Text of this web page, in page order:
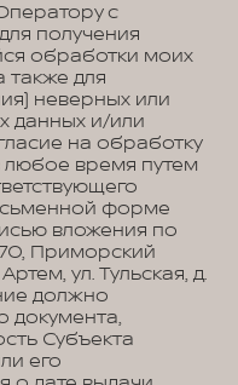
с
получения
обработки моих
также для
неверных или
данных и/или
на обработку
время путем
форме
вложения по
Приморский
ул. Тульская, д.
должно
документа,
Субъекта
его